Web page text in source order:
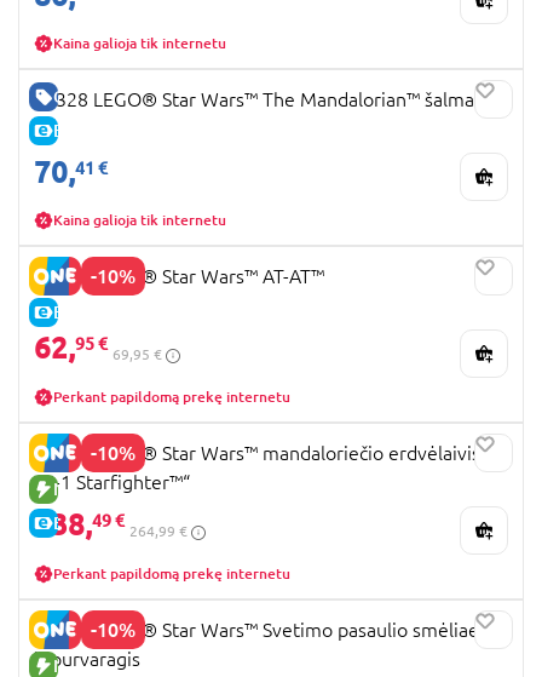
Kaina galioja tik internetu
GERA KAINA
E-KAINA
75328 LEGO® Star Wars™ The Mandalorian™ šalmas
70,41 €
Kaina galioja tik internetu
-10%
E-KAINA
75440 LEGO® Star Wars™ AT-AT™
62,95 €
69,95 €
Perkant papildomą prekę internetu
-10%
NAUJA PREKĖ
E-KAINA
75442 LEGO® Star Wars™ mandaloriečio erdvėlaivis
„N-1 Starfighter™“
238,49 €
264,99 €
Perkant papildomą prekę internetu
-10%
NAUJA PREKĖ
75453 LEGO® Star Wars™ Svetimo pasaulio smėliaeigis
ir purvaragis